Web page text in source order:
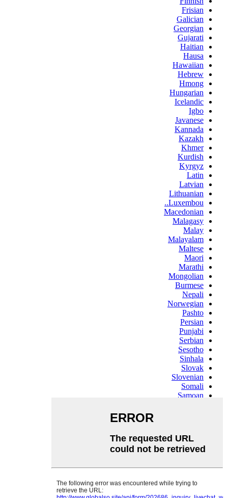
Frisian
Galician
Georgian
Gujarati
Haitian
Hausa
Hawaiian
Hebrew
Hmong
Hungarian
Icelandic
Igbo
Javanese
Kannada
Kazakh
Khmer
Kurdish
Kyrgyz
Latin
Latvian
Lithuanian
Luxembou..
Macedonian
Malagasy
Malay
Malayalam
Maltese
Maori
Marathi
Mongolian
Burmese
Nepali
Norwegian
Pashto
Persian
Punjabi
Serbian
Sesotho
Sinhala
Slovak
Slovenian
Somali
Samoan
Swahili
Tajik
Telugu
Ukrainian